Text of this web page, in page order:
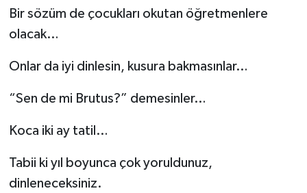
Bir sözüm de çocukları okutan öğretmenlere
olacak…
Onlar da iyi dinlesin, kusura bakmasınlar…
“Sen de mi Brutus?” demesinler…
Koca iki ay tatil…
Tabii ki yıl boyunca çok yoruldunuz,
dinleneceksiniz.